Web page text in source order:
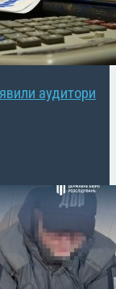
аудитори